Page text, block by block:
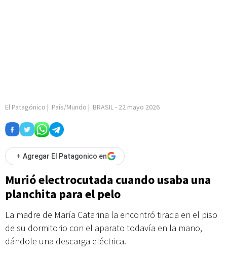
El Patagónico | País/Mundo | BRASIL- 22 mayo 2026
+ Agregar El Patagonico en
Murió electrocutada cuando usaba una
planchita para el pelo
La madre de María Catarina la encontró tirada en el piso
de su dormitorio con el aparato todavía en la mano,
dándole una descarga eléctrica.